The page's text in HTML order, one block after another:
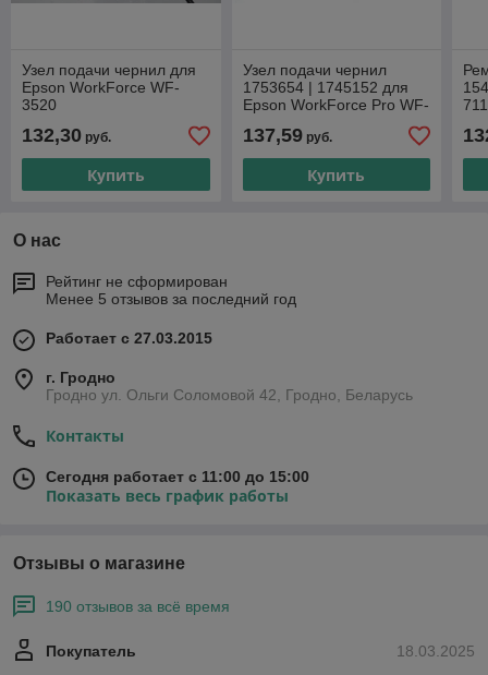
Узел подачи чернил для
Epson WorkForce WF-
3520
132,30 руб.
Купить
Узел подачи чернил
1753654 | 1745152 для
Epson WorkForce Pro WF-
137,59руб.
Купить
О нас
Рейтинг не сформирован
Менее 5 отзывов за последний год
Работает с 27.03.2015
г. Гродно
Гродно ул. Ольги Соломовой 42, Гродно, Беларусь
Контакты
Сегодня работает с 11:00 до 15:00
Показать весь график работы
Отзывы о магазине
190 отзывов за всё время
18.03.2025
Покупатель